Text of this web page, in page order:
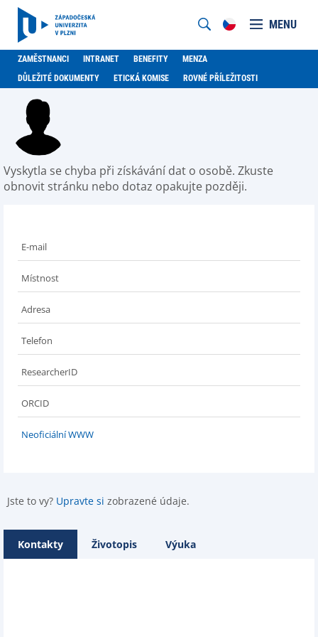
MENU
ZAMĚSTNANCI INTRANET BENEFITY
MENZA
DŮLEŽITÉ DOKUMENTY
ETICKÁ KOMISE ROVNÉ PŘÍLEŽITOSTI
Vyskytla se chyba při získávání dat o osobě. Zkuste
obnovit stránku nebo dotaz opakujte později.
E-mail
Místnost
Adresa
Telefon
ResearcherID
ORCID
Neoficiální WWW
Jste to vy? Upravte si zobrazené údaje.
Kontakty Životopis Výuka